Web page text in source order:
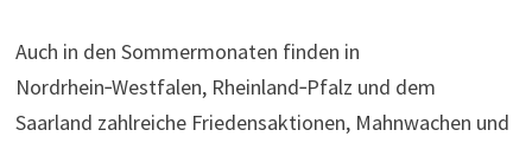
Auch in den Sommermonaten finden in
Nordrhein‑Westfalen, Rheinland‑Pfalz und dem
Saarland zahlreiche Friedensaktionen, Mahnwachen und